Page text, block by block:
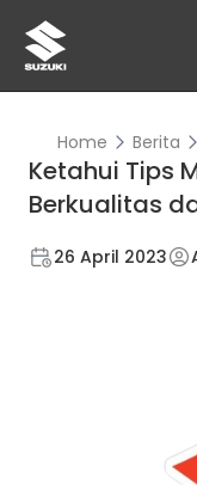
Home Berita
Ketahui Tips
Berkualitas
26 April 2023